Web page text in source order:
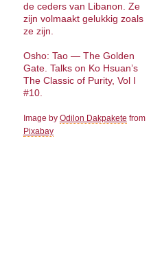
de ceders van Libanon. Ze
zijn volmaakt gelukkig zoals
ze zijn.
Osho: Tao — The Golden
Gate. Talks on Ko Hsuan’s
The Classic of Purity, Vol I
#10.
Image by Odilon Dakpakete from
Pixabay